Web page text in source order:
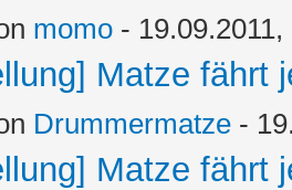
momo - 19.09.2011,
Matze fährt
Drummermatze -
Matze fährt